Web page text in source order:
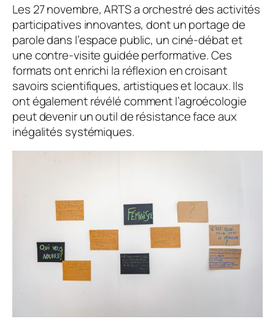
Les 27 novembre, ARTS a orchestré des activités
participatives innovantes, dont un portage de
parole dans l’espace public, un ciné-débat et
une contre-visite guidée performative. Ces
formats ont enrichi la réflexion en croisant
savoirs scientifiques, artistiques et locaux. Ils
ont également révélé comment l’agroécologie
peut devenir un outil de résistance face aux
inégalités systémiques.